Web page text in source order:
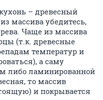
– древесный
массива убедитесь,
Чаще из массива
(т.к. древесные
температур и
а саму
либо ламинированной
то массив
и покрывается